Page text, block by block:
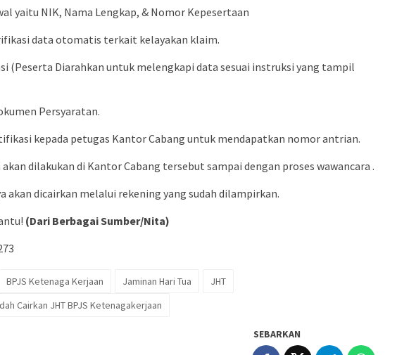
yaitu NIK, Nama Lengkap, & Nomor Kepesertaan
data otomatis terkait kelayakan klaim.
(Peserta Diarahkan untuk melengkapi data sesuai instruksi yang tampil
Persyaratan.
kepada petugas Kantor Cabang untuk mendapatkan nomor antrian.
dilakukan di Kantor Cabang tersebut sampai dengan proses wawancara .
akan dicairkan melalui rekening yang sudah dilampirkan.
(Dari Berbagai Sumber/Nita)
BPJS Ketenaga Kerjaan Jaminan Hari Tua
JHT
Cairkan JHT BPJS Ketenagakerjaan
SEBARKAN